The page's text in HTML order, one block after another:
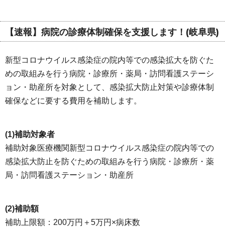
【速報】病院の診療体制確保を支援します！(岐阜県)
新型コロナウイルス感染症の院内等での感染拡大を防ぐた
めの取組みを行う病院・診療所・薬局・訪問看護ステーシ
ョン・助産所を対象として、感染拡大防止対策や診療体制
確保などに要する費用を補助します。
(1)補助対象者
補助対象医療機関新型コロナウイルス感染症の院内等での
感染拡大防止を防ぐための取組みを行う病院・診療所・薬
局・訪問看護ステーション・助産所
(2)補助額
補助上限額：200万円＋5万円×病床数